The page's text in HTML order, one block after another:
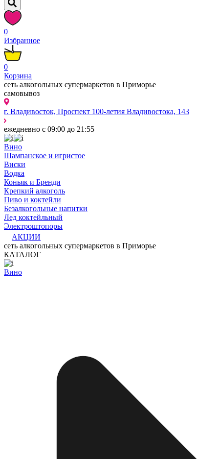
0
Избранное
0
Корзина
сеть алкогольных супермаркетов в Приморье
самовывоз
г. Владивосток, Проспект 100-летия Владивостока, 143
ежедневно с 09:00 до 21:55
Вино
Шампанское и игристое
Виски
Водка
Коньяк и Бренди
Крепкий алкоголь
Пиво и коктейли
Безалкогольные напитки
Лед коктейльный
Электроштопоры
АКЦИИ
сеть алкогольных супермаркетов в Приморье
КАТАЛОГ
Вино